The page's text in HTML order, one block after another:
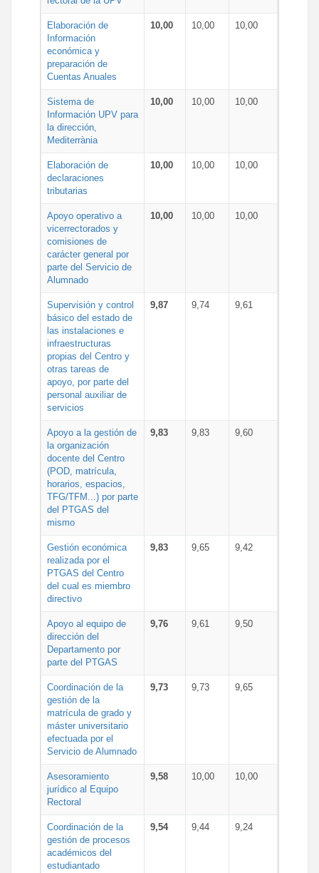
Elaboración de
Información
económica y
preparación de
Cuentas Anuales
10,00 10,00 10,00
Sistema de
Información UPV para
la dirección,
Mediterrània
10,00 10,00 10,00
Elaboración de
declaraciones
tributarias
10,00 10,00 10,00
Apoyo operativo a
vicerrectorados y
comisiones de
carácter general por
parte del Servicio de
Alumnado
10,00 10,00 10,00
Supervisión y control
básico del estado de
las instalaciones e
infraestructuras
propias del Centro y
otras tareas de
apoyo, por parte del
personal auxiliar de
servicios
9,87 9,74 9,61
Apoyo a la gestión de
la organización
docente del Centro
(POD, matrícula,
horarios, espacios,
TFG/TFM...) por parte
del PTGAS del
mismo
9,83 9,83 9,60
Gestión económica
realizada por el
PTGAS del Centro
del cual es miembro
directivo
9,83 9,65 9,42
Apoyo al equipo de
dirección del
Departamento por
parte del PTGAS
9,76 9,61 9,50
Coordinación de la
gestión de la
matrícula de grado y
máster universitario
efectuada por el
Servicio de Alumnado
9,73 9,73 9,65
Asesoramiento
jurídico al Equipo
Rectoral
9,58 10,00 10,00
Coordinación de la
gestión de procesos
académicos del
estudiantado
9,54 9,44 9,24